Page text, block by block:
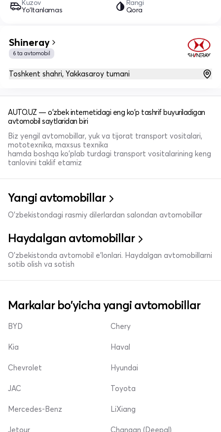
Kuzov
Yo‘ltanlamas
Rangi
Qora
Shineray
6 ta avtomobil
Toshkent shahri, Yakkasaroy tumani
AUTO.UZ — o'zbek internetidagi eng ko'p tashrif buyuriladigan
avtomobil saytlaridan biri
Biz yengil avtomobillar, yuk va tijorat transport vositalari,
mototexnika, maxsus texnika
hamda boshqa ko'plab turdagi transport vositalarining keng
tanlovini taklif etamiz
Yangi avtomobillar
O'zbekistondagi rasmiy dilerlardan salondan avtomobillar
Haydalgan avtomobillar
O'zbekistonda avtomobil e’lonlari. Haydalgan avtomobillarni
sotib olish va sotish
Markalar bo'yicha yangi avtomobillar
BYD
Kia
Chevrolet
Chery
Haval
Hyundai
JAC
Mercedes-Benz
Jetour
Toyota
LiXiang
Changan (Deepal)